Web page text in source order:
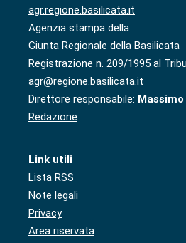
agr.regione.basilicata.it
Agenzia stampa della
Giunta Regionale della Basilicata
Registrazione n. 209/1995 al
agr@regione.basilicata.it
Direttore responsabile:
Redazione
Link utili
Lista RSS
Note legali
Privacy
Area riservata